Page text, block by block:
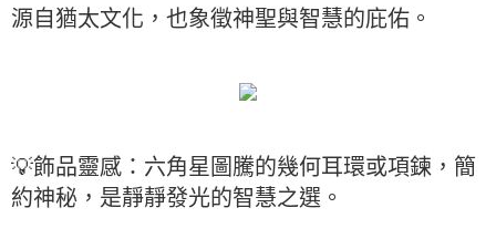
源自猶太文化，也象徵神聖與智慧的庇佑。
💡飾品靈感：六角星圖騰的幾何耳環或項鍊，簡
約神秘，是靜靜發光的智慧之選。